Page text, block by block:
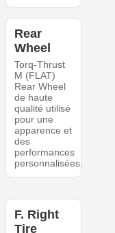
Rear
Wheel
Torq-Thrust
M (FLAT)
Rear Wheel
de haute
qualité utilisé
pour une
apparence et
des
performances
personnalisées.
F. Right
Tire